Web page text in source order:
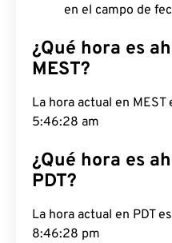
en el campo de
¿Qué hora es
MEST?
La hora actual en
5:46:29 am
¿Qué hora es
PDT?
La hora actual en PDT
8:46:29 pm